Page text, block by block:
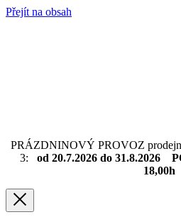
Přejít na obsah
PRÁZDNINOVÝ PROVOZ
3: od 20.7.2026 do 31.8.2026
18,00h